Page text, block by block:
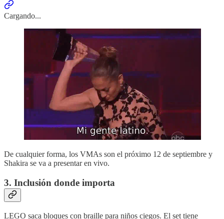
Cargando...
De cualquier forma, los VMAs son el próximo 12 de septiembre y
Shakira se va a presentar en vivo.
3. Inclusión donde importa
LEGO saca bloques con braille para niños ciegos. El set tiene